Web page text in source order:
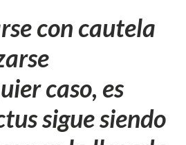
con cautela
caso, es
sigue siendo